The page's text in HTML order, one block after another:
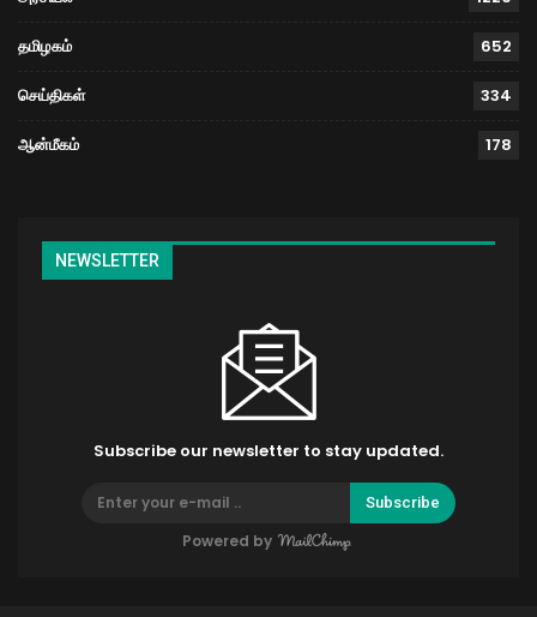
தமிழகம் 652
செய்திகள் 334
ஆன்மீகம் 178
NEWSLETTER
Subscribe our newsletter to stay updated.
Subscribe
Powered by